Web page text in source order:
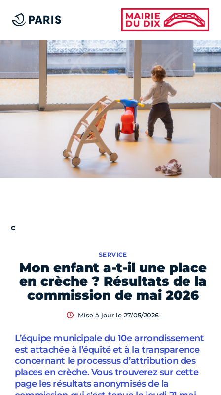
Mon enfant a-t-il une place
en crèche ? Résultats de la
commission de mai 2026
SERVICE
Mise à jour le 27/05/2026
L’équipe municipale du 10e arrondissement
est attachée à l’équité et à la transparence
concernant le processus d’attribution des
places en crèche. Vous trouverez sur cette
page les résultats anonymisés de la